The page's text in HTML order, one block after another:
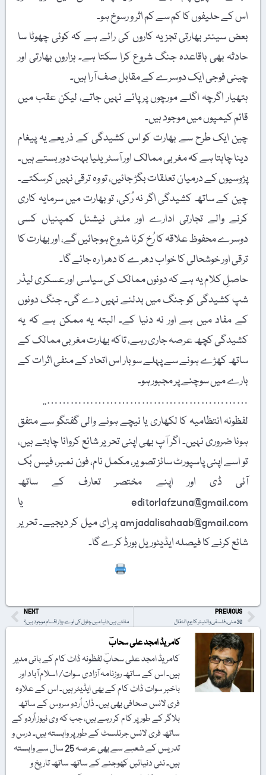
اس کے حلیفوں کا کم سے کم اثر و رسوخ ہو۔
بعض سینئر بھارتی تجزیہ کاروں کی رائے ہے کہ کوئی چھوٹا سا
حادثہ بھی باقاعدہ جنگ شروع کرا سکتا ہے۔ ہزاروں بھارتی اور
چینی فوجی ایک دوسرے کے مقابل صف آرا ہیں۔
ہتھیار اگرچہ اگلے مورچوں پر پائے نہیں جاتے، لیکن عقب میں
قائم کیمپوں میں موجود ہیں۔
چین ایک طرح سے بھارت کو اس کشیدگی کے ذریعے یہ پیغام
دینا چاہتا ہے کہ مغربی ممالک اور آسٹریلیا بہت دور بستے ہیں۔
پڑوسیوں کے درمیان تعلقات بگڑ جائیں، تو وہ ترقی نہیں کرسکتے۔
چین کے ساتھ کشیدگی اگر نہ رُکی، تو بھارت میں سرمایہ کاری
کرنے والے تجارتی ادارے اور ملٹی نیشنل کمپنیاں کسی
دوسرے محفوظ علاقہ کا رُخ کرنا شروع ہوجائیں گے، اور بھارت کا
ترقی اور خوشحالی کا خواب دھرے کا دھرا رہ جائے گا۔
حاصلِ کلام یہ ہے کہ دونوں ممالک کی سیاسی اور عسکری لیڈر
شپ کشیدگی کو جنگ میں بدلنے نہیں دے گی۔ جنگ دونوں
کے مفاد میں ہے اور نہ دنیا کے۔ البتہ یہ ممکن ہے کہ یہ
کشیدگی کچھ عرصہ جاری رہے، تاکہ بھارت مغربی ممالک کے
ساتھ کھڑے ہونے سے پہلے سو بار اس اتحاد کے منفی اثرات کے
بارے میں سوچنے پر مجبور ہو۔
……………………………………………..
لفظونہ انتظامیہ کا لکھاری یا نیچے ہونے والی گفتگو سے متفق
ہونا ضروری نہیں۔ اگر آپ بھی اپنی تحریر شائع کروانا چاہتے ہیں،
تو اسے اپنی پاسپورٹ سائز تصویر، مکمل نام، فون نمبر، فیس بُک
آئی ڈی اور اپنے مختصر تعارف کے ساتھ
editorlafzuna@gmail.com یا
amjadalisahaab@gmail.com پر اِی میل کر دیجیے۔ تحریر
شائع کرنے کا فیصلہ ایڈیٹوریل بورڈ کرے گا۔
PREVIOUS
30 مئی، فلسفی والٹیئر کا یومِ انتقال
NEXT
مانتے ہیں دنیا میں چاول کی نوے ہزار اقسام موجود ہیں؟
کامریڈ امجد علی سحابؔ
کامریڈ امجد علی سحابؔ لفظونہ ڈاٹ کام کے بانی مدیر
ہیں۔ اس کے ساتھ روزنامہ آزادی سوات/ اسلام آباد اور
باخبر سوات ڈاٹ کام کے بھی ایڈیٹر ہیں۔ اس کے علاوہ
فری لانس صحافی بھی ہیں۔ ڈان اُردو سروس کے ساتھ
بلاگر کے طور پر کام کر رہے ہیں، جب کہ وی نیوز اُردو کے
ساتھ فری لانس جرنلسٹ کے طور پر وابستہ ہیں۔ درس و
تدریس کے شعبے سے بھی عرصہ 25 سال سے وابستہ
ہیں۔ نئی دنیائیں کھوجنے کے ساتھ ساتھ تاریخ و